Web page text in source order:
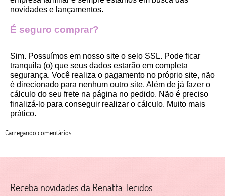
novidades e lançamentos.
É seguro comprar?
Sim. Possuímos em nosso site o selo SSL. Pode ficar
tranquila (o) que seus dados estarão em completa
segurança. Você realiza o pagamento no próprio site, não
é direcionado para nenhum outro site. Além de já fazer o
cálculo do seu frete na página no pedido. Não é preciso
finalizá-lo para conseguir realizar o cálculo. Muito mais
prático.
Carregando comentários ...
Receba novidades da Renatta Tecidos